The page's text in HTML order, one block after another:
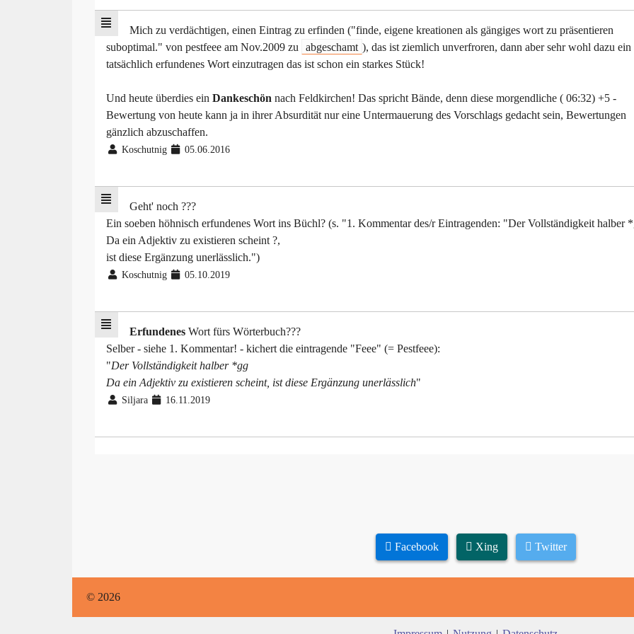
Mich zu verdächtigen, einen Eintrag zu erfinden ("finde, eigene kreationen als gängiges wort zu präsentieren
suboptimal." von pestfeee am Nov.2009 zu
abgeschamt ), das ist ziemlich unverfroren, dann aber sehr wohl dazu ein
tatsächlich erfundenes Wort einzutragen das ist schon ein starkes Stück!
Und heute überdies ein Dankeschön nach Feldkirchen! Das spricht Bände, denn diese morgendliche ( 06:32) +5 -
Bewertung von heute kann ja in ihrer Absurdität nur eine Untermauerung des Vorschlags gedacht sein, Bewertungen
gänzlich abzuschaffen.
Koschutnig 05.06.2016
Geht' noch ???
Ein soeben höhnisch erfundenes Wort ins Büchl? (s. "1. Kommentar des/r Eintragenden: "Der Vollständigkeit halber
Da ein Adjektiv zu existieren scheint ?,
ist diese Ergänzung unerlässlich.")
Koschutnig 05.10.2019
ErfundenesWort fürs Wörterbuch???
Selber - siehe 1. Kommentar! - kichert die eintragende "Feee" (= Pestfeee):
"Der Vollständigkeit halber *gg
Da ein Adjektiv zu existieren scheint, ist diese Ergänzung unerlässlich"
Siljara 16.11.2019
Facebook Xing Twitter
© 2026